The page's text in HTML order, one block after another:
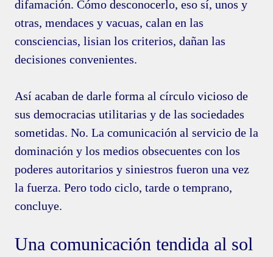
difamación. Cómo desconocerlo, eso sí, unos y
otras, mendaces y vacuas, calan en las
consciencias, lisian los criterios, dañan las
decisiones convenientes.
Así acaban de darle forma al círculo vicioso de
sus democracias utilitarias y de las sociedades
sometidas. No. La comunicación al servicio de la
dominación y los medios obsecuentes con los
poderes autoritarios y siniestros fueron una vez
la fuerza. Pero todo ciclo, tarde o temprano,
concluye.
Una comunicación tendida al sol